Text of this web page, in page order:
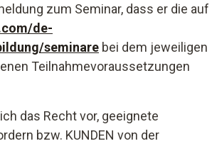
zum Seminar, dass er die auf
de-
seminare bei dem jeweiligen
Teilnahmevoraussetzungen
das Recht vor, geeignete
bzw. KUNDEN von der